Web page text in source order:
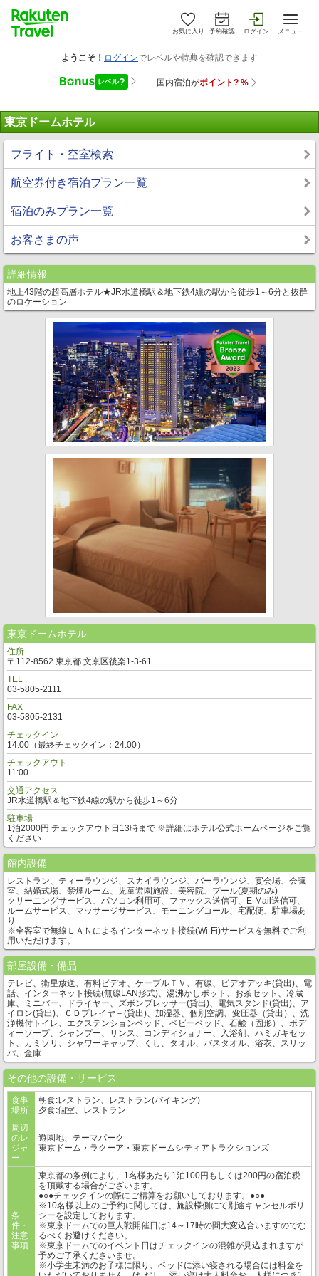
お気に入り 予約確認 ログイン メニュー
東京ドームホテル
フライト・空室検索
航空券付き宿泊プラン一覧
宿泊のみプラン一覧
お客さまの声
詳細情報
地上43階の超高層ホテル★JR水道橋駅＆地下鉄4線の駅から徒歩1～6分と抜群
のロケーション
東京ドームホテル
住所
〒112-8562 東京都 文京区後楽1-3-61
TEL
03-5805-2111
FAX
03-5805-2131
チェックイン
14:00（最終チェックイン：24:00）
チェックアウト
11:00
交通アクセス
JR水道橋駅＆地下鉄4線の駅から徒歩1～6分
駐車場
1泊2000円 チェックアウト日13時まで ※詳細はホテル公式ホームページをご覧
ください
館内設備
レストラン、ティーラウンジ、スカイラウンジ、バーラウンジ、宴会場、会議
室、結婚式場、禁煙ルーム、児童遊園施設、美容院、プール(夏期のみ)
クリーニングサービス、パソコン利用可、ファックス送信可、E-Mail送信可、
ルームサービス、マッサージサービス、モーニングコール、宅配便、駐車場あ
り
※全客室で無線ＬＡＮによるインターネット接続(Wi-Fi)サービスを無料でご利
用いただけます。
部屋設備・備品
テレビ、衛星放送、有料ビデオ、ケーブルＴＶ、有線、ビデオデッキ(貸出)、電
話、インターネット接続(無線LAN形式)、湯沸かしポット、お茶セット、冷蔵
庫、ミニバー、ドライヤー、ズボンプレッサー(貸出)、電気スタンド(貸出)、ア
イロン(貸出)、ＣＤプレイヤ－(貸出)、加湿器、個別空調、変圧器（貸出）、洗
浄機付トイレ、エクステンションベッド、ベビーベッド、石鹸（固形）、ボデ
ィーソープ、シャンプー、リンス、コンディショナー、入浴剤、ハミガキセッ
ト、カミソリ、シャワーキャップ、くし、タオル、バスタオル、浴衣、スリッ
パ、金庫
その他の設備・サービス
食事
場所
朝食:レストラン、レストラン(バイキング)
夕食:個室、レストラン
周辺
のレ
ジャ
ー
遊園地、テーマパーク
東京ドーム・ラクーア・東京ドームシティアトラクションズ
条
件・
注意
事項
東京都の条例により、1名様あたり1泊100円もしくは200円の宿泊税
を頂戴する場合がございます。
●○●チェックインの際にご精算をお願いしております。●○●
※10名様以上のご予約に関しては、施設様側にて別途キャンセルポリ
シーを設定しております。
※東京ドームでの巨人戦開催日は14～17時の間大変込合いますのでな
るべくお避けください。
※東京ドームでのイベント日はチェックインの混雑が見込まれますが
予めご了承くださいませ。
※小学生未満のお子様に限り、ベッドに添い寝される場合には料金を